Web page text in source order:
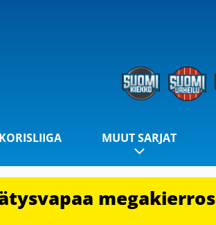
KORISLIIGA MUUT SARJAT
megakierros